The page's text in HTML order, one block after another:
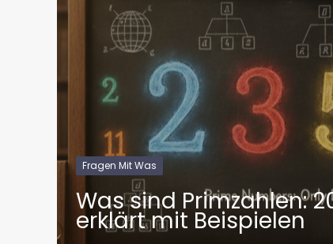
Fragen Mit Was
Was sind Primzahlen:
erklärt mit Beispielen